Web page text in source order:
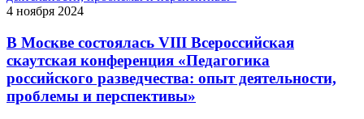
4 ноября 2024
В Москве состоялась VIII Всероссийская
скаутская конференция «Педагогика
российского разведчества: опыт деятельности,
проблемы и перспективы»